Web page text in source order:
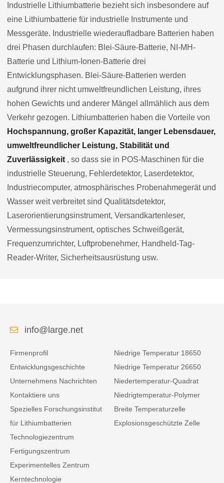
Industrielle Lithiumbatterie bezieht sich insbesondere auf
eine Lithiumbatterie für industrielle Instrumente und
Messgeräte. Industrielle wiederaufladbare Batterien haben
drei Phasen durchlaufen: Blei-Säure-Batterie, NI-MH-
Batterie und Lithium-Ionen-Batterie drei
Entwicklungsphasen. Blei-Säure-Batterien werden
aufgrund ihrer nicht umweltfreundlichen Leistung, ihres
hohen Gewichts und anderer Mängel allmählich aus dem
Verkehr gezogen. Lithiumbatterien haben die Vorteile von
Hochspannung, großer Kapazität, langer Lebensdauer,
umweltfreundlicher Leistung, Stabilität und
Zuverlässigkeit , so dass sie in POS-Maschinen für die
industrielle Steuerung, Fehlerdetektor, Laserdetektor,
Industriecomputer, atmosphärisches Probenahmegerät und
Wasser weit verbreitet sind Qualitätsdetektor,
Laserorientierungsinstrument, Versandkartenleser,
Vermessungsinstrument, optisches Schweißgerät,
Frequenzumrichter, Luftprobenehmer, Handheld-Tag-
Reader-Writer, Sicherheitsausrüstung usw.
info@large.net
Firmenprofil
Entwicklungsgeschichte
Unternehmens Nachrichten
Kontaktiere uns
Spezielles Forschungsinstitut
für Lithiumbatterien
Technologiezentrum
Fertigungszentrum
Experimentelles Zentrum
Kerntechnologie
Niedrige Temperatur 18650
Niedrige Temperatur 26650
Niedertemperatur-Quadrat
Niedrigtemperatur-Polymer
Breite Temperaturzelle
Explosionsgeschützte Zelle